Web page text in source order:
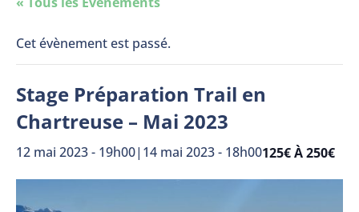
Cet évènement est passé.
Stage Préparation Trail en
Chartreuse – Mai 2023
12 mai 2023 - 19h00| 14 mai 2023 - 18h00125€ À 250€